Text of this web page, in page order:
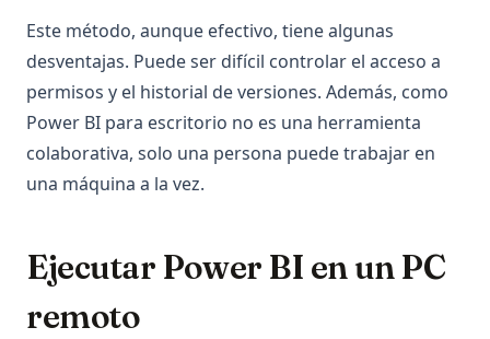
Este método, aunque efectivo, tiene algunas
desventajas. Puede ser difícil controlar el acceso a
permisos y el historial de versiones. Además, como
Power BI para escritorio no es una herramienta
colaborativa, solo una persona puede trabajar en
una máquina a la vez.
Ejecutar Power BI en un PC
remoto